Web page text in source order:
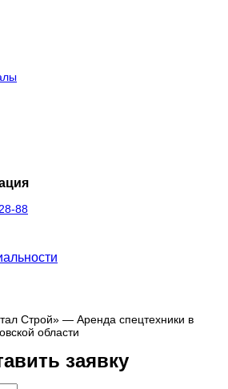
88
Строй» — Аренда спецтехники в
области
заявку